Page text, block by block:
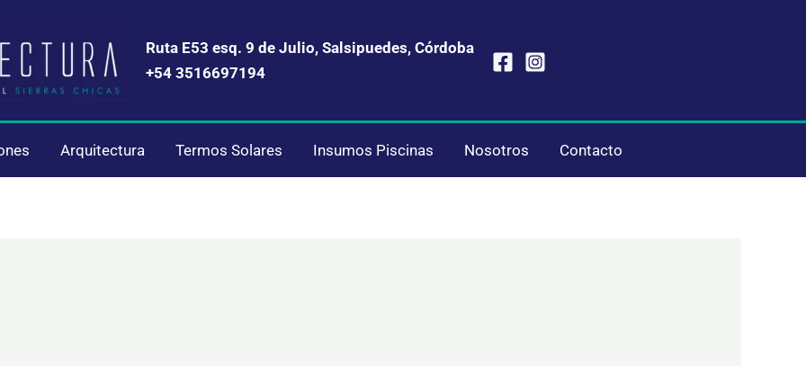
Ruta E53 esq. 9 de Julio, Salsipuedes, Córdoba
+54 3516697194
Arquitectura Termos Solares Insumos Piscinas Nosotros Contacto